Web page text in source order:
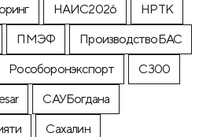
НАИС2026
НРТК
ПМЭФ
ПроизводствоБАС
Рособоронэкспорт
С300
САУБогдана
Сахалин